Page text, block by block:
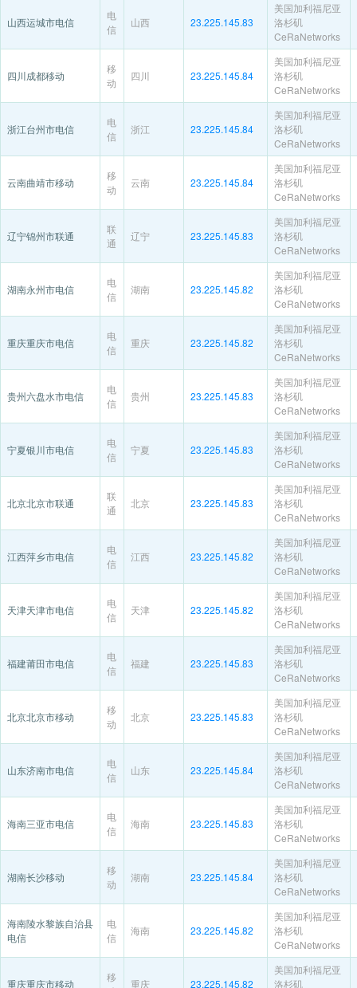
山西运城市电信
电
信
山西 23.225.145.83
美国加利福尼亚
洛杉矶
CeRaNetworks
四川成都移动
移
动
四川 23.225.145.84
美国加利福尼亚
洛杉矶
CeRaNetworks
浙江台州市电信
电
信
浙江 23.225.145.84
美国加利福尼亚
洛杉矶
CeRaNetworks
云南曲靖市移动
移
动
云南 23.225.145.84
美国加利福尼亚
洛杉矶
CeRaNetworks
辽宁锦州市联通
联
通
辽宁 23.225.145.83
美国加利福尼亚
洛杉矶
CeRaNetworks
湖南永州市电信
电
信
湖南 23.225.145.82
美国加利福尼亚
洛杉矶
CeRaNetworks
重庆重庆市电信
电
信
重庆 23.225.145.82
美国加利福尼亚
洛杉矶
CeRaNetworks
贵州六盘水市电信
电
信
贵州 23.225.145.83
美国加利福尼亚
洛杉矶
CeRaNetworks
宁夏银川市电信
电
信
宁夏 23.225.145.83
美国加利福尼亚
洛杉矶
CeRaNetworks
北京北京市联通
联
通
北京 23.225.145.83
美国加利福尼亚
洛杉矶
CeRaNetworks
江西萍乡市电信
电
信
江西 23.225.145.82
美国加利福尼亚
洛杉矶
CeRaNetworks
天津天津市电信
电
信
天津 23.225.145.82
美国加利福尼亚
洛杉矶
CeRaNetworks
福建莆田市电信
电
信
福建 23.225.145.83
美国加利福尼亚
洛杉矶
CeRaNetworks
北京北京市移动
移
动
北京 23.225.145.83
美国加利福尼亚
洛杉矶
CeRaNetworks
山东济南市电信
电
信
山东 23.225.145.84
美国加利福尼亚
洛杉矶
CeRaNetworks
海南三亚市电信
电
信
海南 23.225.145.83
美国加利福尼亚
洛杉矶
CeRaNetworks
湖南长沙移动
移
动
湖南 23.225.145.84
美国加利福尼亚
洛杉矶
CeRaNetworks
海南陵水黎族自治县
电信
电
信
海南 23.225.145.82
美国加利福尼亚
洛杉矶
CeRaNetworks
重庆重庆市移动
移
重庆 23.225.145.82
美国加利福尼亚
洛杉矶